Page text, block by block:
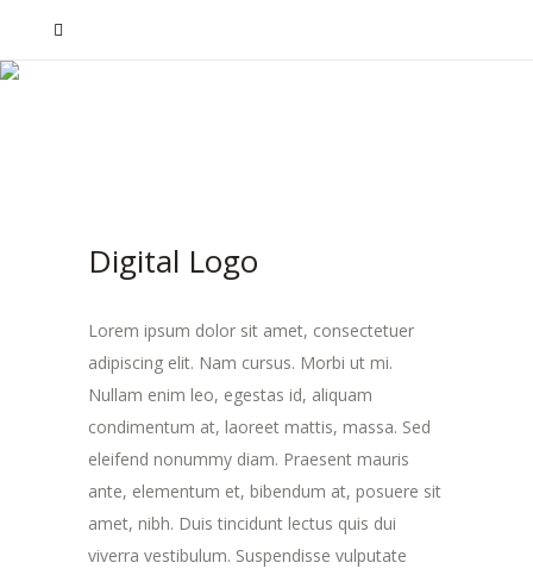
Digital Logo
Lorem ipsum dolor sit amet, consectetuer
adipiscing elit. Nam cursus. Morbi ut mi.
Nullam enim leo, egestas id, aliquam
condimentum at, laoreet mattis, massa. Sed
eleifend nonummy diam. Praesent mauris
ante, elementum et, bibendum at, posuere sit
amet, nibh. Duis tincidunt lectus quis dui
viverra vestibulum. Suspendisse vulputate